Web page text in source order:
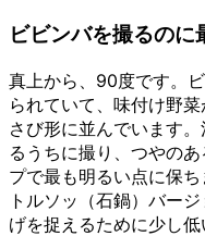
ビビンバを撮るのに
真上から、90度です。
られていて、味付け野
さび形に並んでいます
るうちに撮り、つやの
プで最も明るい点に保
トルソッ（石鍋）バー
げを捉えるために少し低